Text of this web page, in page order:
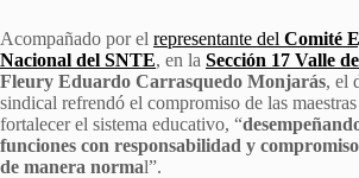
Acompañado por el representante del Comité
Nacional del SNTE, en la Sección 17 Valle
Fleury Eduardo Carrasquedo Monjarás, el
sindical refrendó el compromiso de las
fortalecer el sistema educativo, “
funciones con responsabilidad y
de manera normal”.